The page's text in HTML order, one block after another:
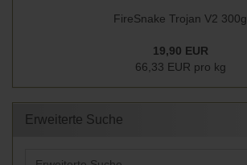
FireSnake Trojan V2 300g
19,90 EUR
66,33 EUR pro kg
Erweiterte Suche